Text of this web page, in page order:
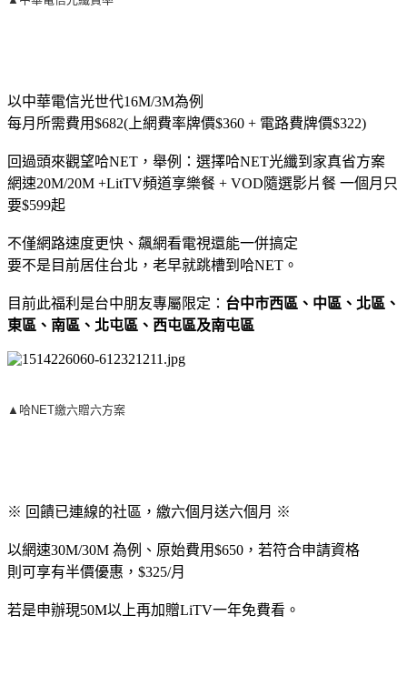
以中華電信光世代16M/3M為例
每月所需費用$682(上網費率牌價$360 + 電路費牌價$322)
回過頭來觀望哈NET，舉例：選擇哈NET光纖到家真省方案
網速20M/20M +LitTV頻道享樂餐 + VOD隨選影片餐 一個月只
要$599起
不僅網路速度更快、飆網看電視還能一併搞定
要不是目前居住台北，老早就跳槽到哈NET。
目前此福利是台中朋友專屬限定： 台中市西區、中區、北區、
東區、南區、北屯區、西屯區及南屯區
▲哈NET繳六贈六方案
※ 回饋已連線的社區，繳六個月送六個月 ※
以網速30M/30M 為例、原始費用$650，若符合申請資格
則可享有半價優惠，$325/月
若是申辦現50M以上再加贈LiTV一年免費看。